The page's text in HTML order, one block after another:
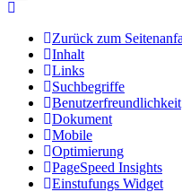
Zurück zum
Inhalt
Links
Suchbegriffe
Benutzerfreundlichkeit
Dokument
Mobile
Optimierung
PageSpeed Insights
Einstufungs Widget